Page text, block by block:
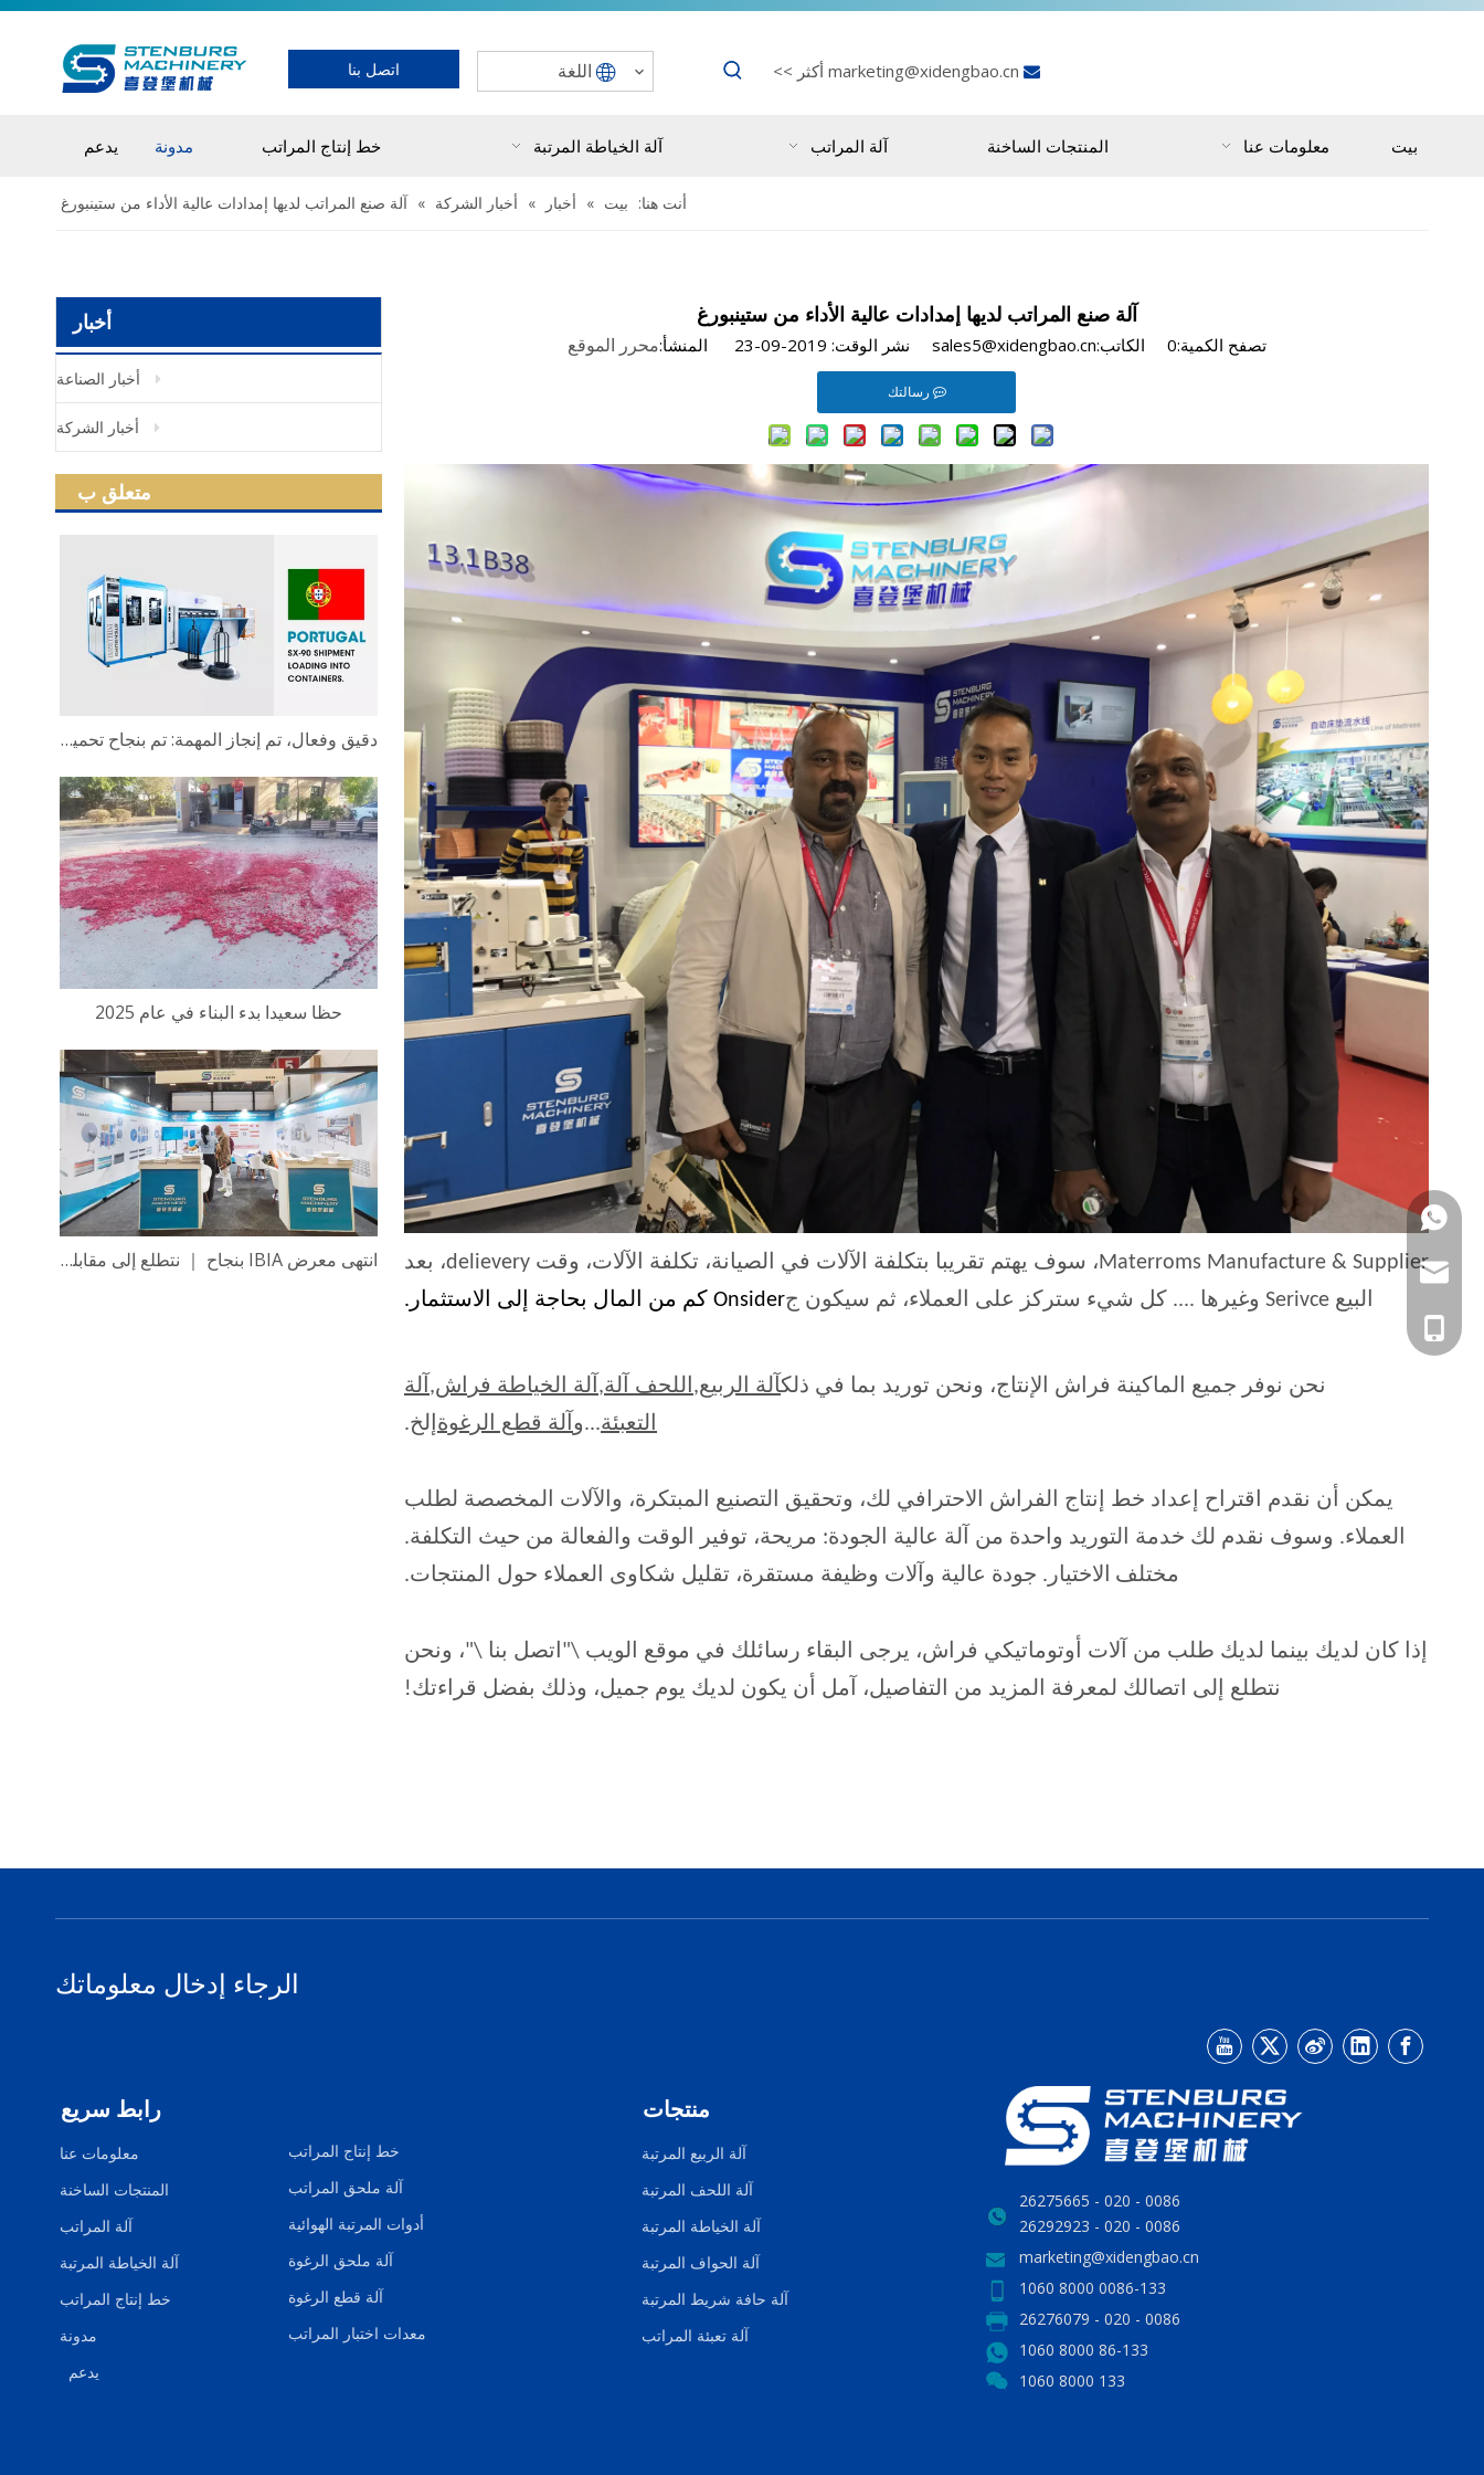

marketing@xidengbao.cn أكثر >> اللغة اتصل بنا
بيت معلومات عنا المنتجات الساخنة آلة المراتب آلة الخياطة المرتبة خط إنتاج المراتب مدونة يدعم
أنت هنا: بيت » أخبار » أخبار الشركة » آلة صنع المراتب لديها إمدادات عالية الأداء من ستينبورغ
أخبار
أخبار الصناعة
أخبار الشركة
متعلق ب
دقيق وفعال، تم إنجاز المهمة: تم بنجاح تحميل وشحن خط نقل نوابض بونيل الأوتوماتيكي بالكامل لعملائنا البرتغاليين
حظا سعيدا بدء البناء في عام 2025
انتهى معرض IBIA بنجاح ｜ نتطلع إلى مقابلتك في المرة القادمة
آلة صنع المراتب لديها إمدادات عالية الأداء من ستينبورغ
تصفح الكمية:0 الكاتب:sales5@xidengbao.cn نشر الوقت: 2019-09-23 المنشأ: محرر الموقع
رسالتك
Materroms Manufacture & Supplier، سوف يهتم تقريبا بتكلفة الآلات في الصيانة، تكلفة الآلات، وقت delievery، بعد
البيع Serivce وغيرها .... كل شيء ستركز على العملاء، ثم سيكون ج
Onsider كم من المال بحاجة إلى الاستثمار.
نحن نوفر جميع الماكينة فراش الإنتاج، ونحن توريد بما في ذلكآلة الربيع,اللحف آلة,آلة الخياطة فراش,آلة
التعبئة...وآلة قطع الرغوةإلخ.
يمكن أن نقدم اقتراح إعداد خط إنتاج الفراش الاحترافي لك، وتحقيق التصنيع المبتكرة، والآلات المخصصة لطلب
العملاء. وسوف نقدم لك خدمة التوريد واحدة من آلة عالية الجودة: مريحة، توفير الوقت والفعالة من حيث التكلفة.
مختلف الاختيار. جودة عالية وآلات وظيفة مستقرة، تقليل شكاوى العملاء حول المنتجات.
إذا كان لديك بينما لديك طلب من آلات أوتوماتيكي فراش، يرجى البقاء رسائلك في موقع الويب \"اتصل بنا \"، ونحن
نتطلع إلى اتصالك لمعرفة المزيد من التفاصيل، آمل أن يكون لديك يوم جميل، وذلك بفضل قراءتك!
الرجاء إدخال معلوماتك
0086 - 020 - 26275665
0086 - 020 - 26292923
marketing@xidengbao.cn
0086-133 8000 1060
0086 - 020 - 26276079
86-133 8000 1060
133 8000 1060
+86
+86
منتجات
آلة الربيع المرتبة
آلة اللحف المرتبة
آلة الخياطة المرتبة
آلة الحواف المرتبة
آلة حافة شريط المرتبة
آلة تعبئة المراتب
خط إنتاج المراتب
آلة ملحق المراتب
أدوات المرتبة الهوائية
آلة ملحق الرغوة
آلة قطع الرغوة
معدات اختبار المراتب
رابط سريع
معلومات عنا
المنتجات الساخنة
آلة المراتب
آلة الخياطة المرتبة
خط إنتاج المراتب
مدونة
يدعم